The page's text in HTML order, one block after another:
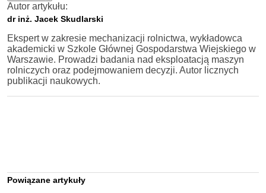
Autor artykułu:
dr inż. Jacek Skudlarski
Ekspert w zakresie mechanizacji rolnictwa, wykładowca
akademicki w Szkole Głównej Gospodarstwa Wiejskiego w
Warszawie. Prowadzi badania nad eksploatacją maszyn
rolniczych oraz podejmowaniem decyzji. Autor licznych
publikacji naukowych.
Powiązane artykuły